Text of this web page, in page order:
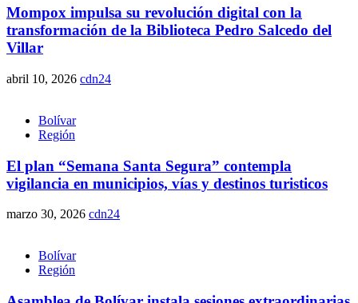
Mompox impulsa su revolución digital con la
transformación de la Biblioteca Pedro Salcedo del
Villar
abril 10, 2026 cdn24
Bolívar
Región
El plan “Semana Santa Segura” contempla
vigilancia en municipios, vías y destinos turisticos
marzo 30, 2026 cdn24
Bolívar
Región